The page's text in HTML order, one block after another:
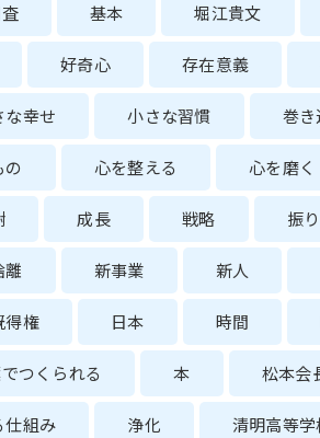
基本 堀江貴文
好奇心 存在意義
な幸せ 小さな習慣 巻き
の 心を整える 心を磨く
成長 戦略 振
離 新事業 新人
得権 日本 時間
つくられる 本 松本会
仕組み 浄化 清明高等学